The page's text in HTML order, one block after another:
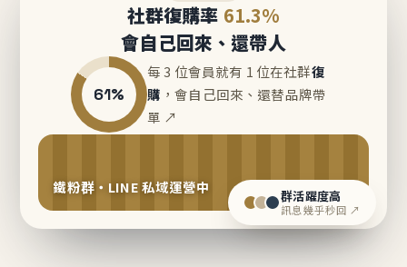
社群復購率 61.3%
會自己回來、還帶人
61%
每 3 位會員就有 1 位在社群復
購 ，會自己回來、還替品牌帶
單 ↗
鐵粉群・LINE 私域運營中 群活躍度高
訊息幾乎秒回 ↗